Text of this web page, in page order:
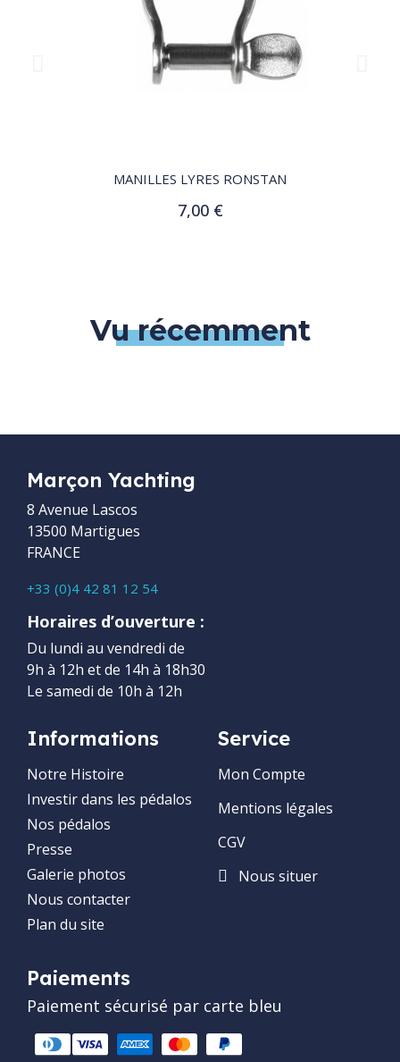
MANILLES LYRES RONSTAN
7,00 €
Customize
Vu récemment
Marçon Yachting
8 Avenue Lascos
13500 Martigues
FRANCE
+33 (0)4 42 81 12 54
Horaires d’ouverture :
Du lundi au vendredi de
9h à 12h et de 14h à 18h30
Le samedi de 10h à 12h
Informations
Notre Histoire
Investir dans les pédalos
Nos pédalos
Presse
Galerie photos
Nous contacter
Plan du site
Service
Mon Compte
Mentions légales
CGV
Nous situer
Paiements
Paiement sécurisé par carte bleu